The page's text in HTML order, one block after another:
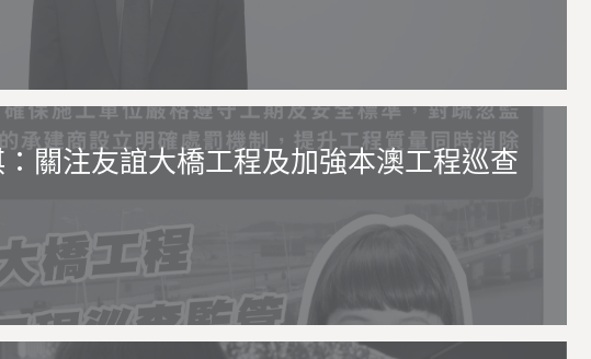
：關注友誼大橋工程及加強本澳工程巡查